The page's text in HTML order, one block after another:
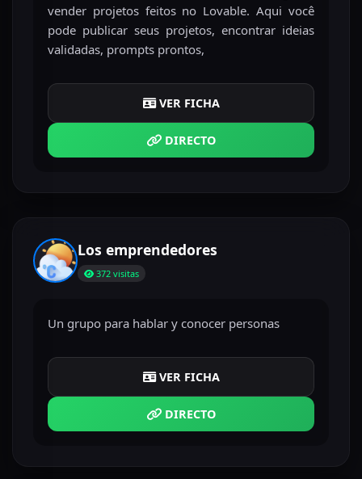
vender projetos feitos no Lovable. Aqui você
pode publicar seus projetos, encontrar ideias
validadas, prompts prontos,
VER FICHA
DIRECTO
Los emprendedores
372 visitas
Un grupo para hablar y conocer personas
VER FICHA
DIRECTO